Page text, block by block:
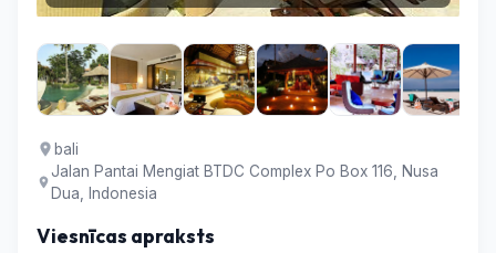
bali
Jalan Pantai Mengiat BTDC Complex Po Box 116, Nusa
Dua, Indonesia
Viesnīcas apraksts